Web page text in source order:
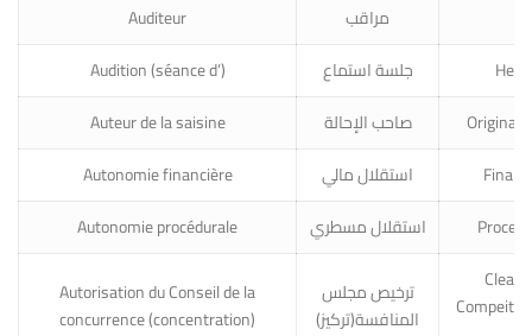
Auditeur
مراقب
Audition (séance d’)
جلسة استماع
Auteur de la saisine
صاحب الإحالة
Autonomie financière
استقلال مالي
Autonomie procédurale
استقلال مسطري
Autorisation du Conseil de la
concurrence (concentration)
ترخيص مجلس
المنافسة(تركيز)